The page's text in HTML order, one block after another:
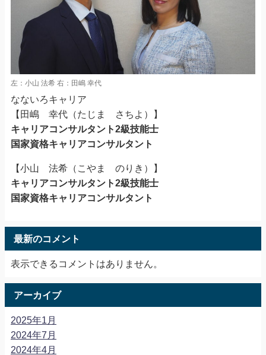
左：小山 法希 右：田嶋 幸代
なないろキャリア
【田嶋 幸代（たじま さちよ）】
キャリアコンサルタント2級技能士
国家資格キャリアコンサルタント
【小山 法希（こやま のりき）】
キャリアコンサルタント2級技能士
国家資格キャリアコンサルタント
最新のコメント
表示できるコメントはありません。
アーカイブ
2025年1月
2024年7月
2024年4月